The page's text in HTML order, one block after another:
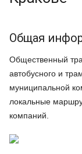
Общая
Общественный
автобусного и
муниципальной
локальные
компаний.